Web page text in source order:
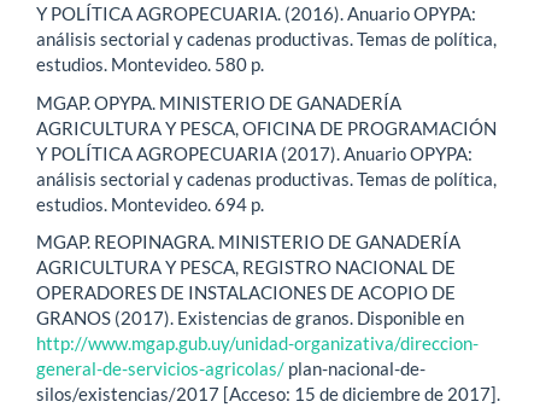
Y POLÍTICA AGROPECUARIA. (2016). Anuario OPYPA:
análisis sectorial y cadenas productivas. Temas de política,
estudios. Montevideo. 580 p.
MGAP. OPYPA. MINISTERIO DE GANADERÍA
AGRICULTURA Y PESCA, OFICINA DE PROGRAMACIÓN
Y POLÍTICA AGROPECUARIA (2017). Anuario OPYPA:
análisis sectorial y cadenas productivas. Temas de política,
estudios. Montevideo. 694 p.
MGAP. REOPINAGRA. MINISTERIO DE GANADERÍA
AGRICULTURA Y PESCA, REGISTRO NACIONAL DE
OPERADORES DE INSTALACIONES DE ACOPIO DE
GRANOS (2017). Existencias de granos. Disponible en
http://www.mgap.gub.uy/unidad-organizativa/direccion-
general-de-servicios-agricolas/ plan-nacional-de-
silos/existencias/2017 [Acceso: 15 de diciembre de 2017].